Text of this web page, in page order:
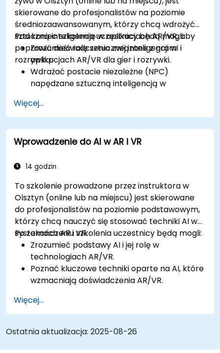
skierowane do profesjonalistów na poziomie
średniozaawansowanym, którzy chcą wdrożyć
sztuczną inteligencję w aplikacjach AR/VR, aby
poprawić doświadczenia związane z grami i
rozrywką.
Pod koniec szkolenia uczestnicy będą mogli:
Zrozumieć rolę sztucznej inteligencji w
aplikacjach AR/VR dla gier i rozrywki.
Wdrażać postacie niezależne (NPC)
napędzane sztuczną inteligencją w
Tworzyć spersonalizowane doświadczenia
użytkowników z wykorzystaniem algorytmów
sztucznej inteligencji.
Opracowywać systemy gier AR/VR
przetwarzania w czasie rzeczywistym.
Więcej...
Wprowadzenie do AI w AR i VR
14 godzin
To szkolenie prowadzone przez instruktora w
Olsztyn (online lub na miejscu) jest skierowane
do profesjonalistów na poziomie podstawowym,
którzy chcą nauczyć się stosować techniki AI w
systemach AR i VR.
Po zakończeniu szkolenia uczestnicy będą mogli:
Zrozumieć podstawy AI i jej rolę w
technologiach AR/VR.
Poznać kluczowe techniki oparte na AI, które
wzmacniają doświadczenia AR/VR.
aplikacjach AR/VR.
Wykorzystać AI do poprawy interaktywności
i doświadczeń użytkowników w AR/VR.
Więcej...
Ostatnia aktualizacja: 2025-08-26